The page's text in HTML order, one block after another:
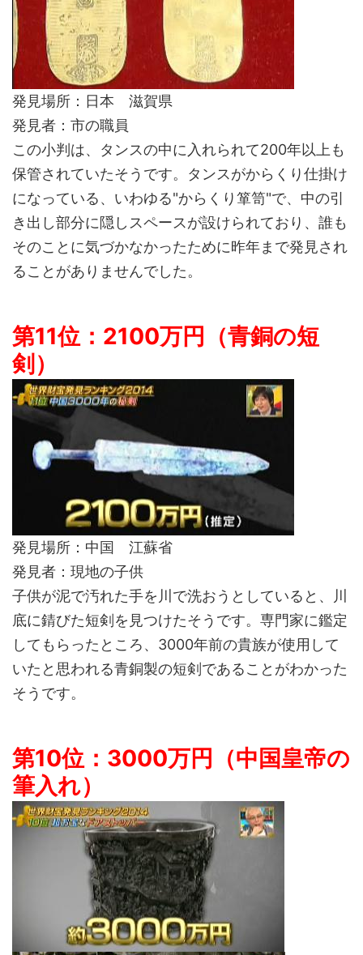
発見場所：日本 滋賀県
発見者：市の職員
この小判は、タンスの中に入れられて200年以上も
保管されていたそうです。タンスがからくり仕掛け
になっている、いわゆる"からくり箪笥"で、中の引
き出し部分に隠しスペースが設けられており、誰も
そのことに気づかなかったために昨年まで発見され
ることがありませんでした。
第11位：2100万円（青銅の短
剣）
発見場所：中国 江蘇省
発見者：現地の子供
子供が泥で汚れた手を川で洗おうとしていると、川
底に錆びた短剣を見つけたそうです。専門家に鑑定
してもらったところ、3000年前の貴族が使用して
いたと思われる青銅製の短剣であることがわかった
そうです。
第10位：3000万円（中国皇帝の
筆入れ）